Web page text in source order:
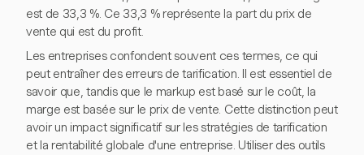
est de 33,3 %. Ce 33,3 % représente la part du prix de
vente qui est du profit.
Les entreprises confondent souvent ces termes, ce qui
peut entraîner des erreurs de tarification. Il est essentiel de
savoir que, tandis que le markup est basé sur le coût, la
marge est basée sur le prix de vente. Cette distinction peut
avoir un impact significatif sur les stratégies de tarification
et la rentabilité globale d'une entreprise. Utiliser des outils